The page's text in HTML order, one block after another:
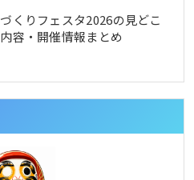
くりフェスタ2026の見どこ
容・開催情報まとめ